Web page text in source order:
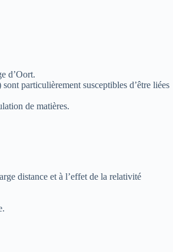
d’Oort.
particulièrement susceptibles d’être liées
de matières.
distance et à l’effet de la relativité